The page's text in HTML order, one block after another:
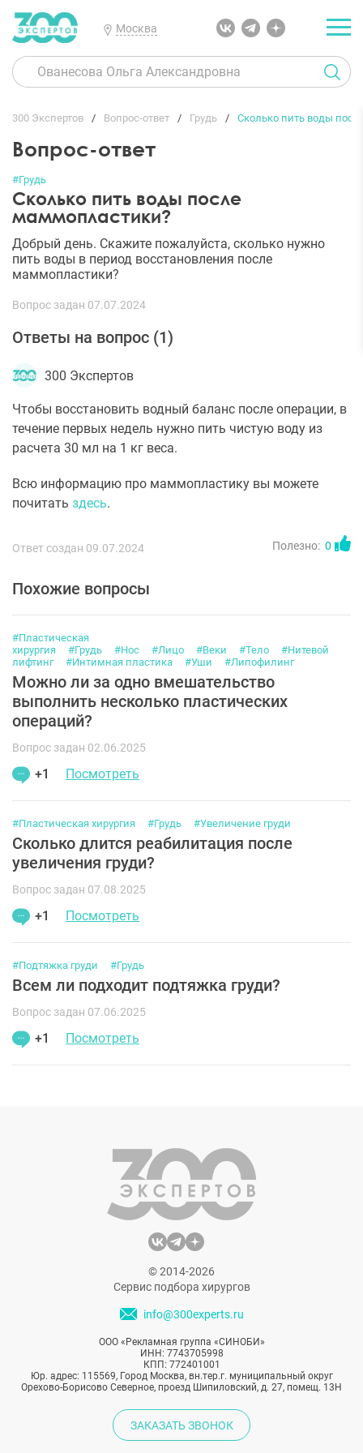
Москва
300 Экспертов Вопрос-ответ Грудь Сколько пить воды
Вопрос-ответ
#Грудь
Сколько пить воды после
маммопластики?
Добрый день. Скажите пожалуйста, сколько нужно
пить воды в период восстановления после
маммопластики?
Вопрос задан 07.07.2024
Ответы на вопрос (1)
300 Экспертов
Чтобы восстановить водный баланс после операции, в
течение первых недель нужно пить чистую воду из
расчета 30 мл на 1 кг веса.
Всю информацию про маммопластику вы можете
почитать здесь.
Ответ создан 09.07.2024 Полезно: 0
Похожие вопросы
#Пластическая
хирургия
#Грудь #Нос #Лицо #Веки #Тело
#Нитевой
лифтинг
#Интимная пластика #Уши #Липофилинг
Можно ли за одно вмешательство
выполнить несколько пластических
операций?
Вопрос задан 02.06.2025
+1 Посмотреть
#Пластическая хирургия #Грудь #Увеличение груди
Сколько длится реабилитация после
увеличения груди?
Вопрос задан 07.08.2025
+1 Посмотреть
#Подтяжка груди #Грудь
Всем ли подходит подтяжка груди?
Вопрос задан 07.06.2025
+1 Посмотреть
© 2014-2026
Сервис подбора хирургов
info@300experts.ru
ООО «Рекламная группа «СИНОБИ»
ИНН: 7743705998
КПП: 772401001
Юр. адрес: 115569, Город Москва, вн.тер.г. муниципальный округ
Орехово-Борисово Северное, проезд Шипиловский, д. 27, помещ. 13Н
ЗАКАЗАТЬ ЗВОНОК